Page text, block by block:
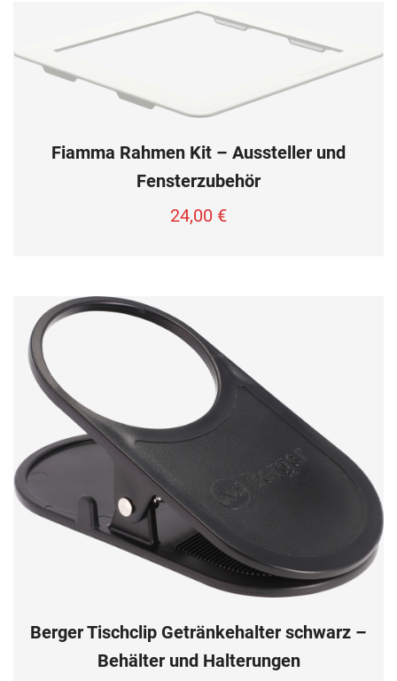
Fiamma Rahmen Kit – Aussteller und
Fensterzubehör
24,00 €
Berger Tischclip Getränkehalter schwarz –
Behälter und Halterungen